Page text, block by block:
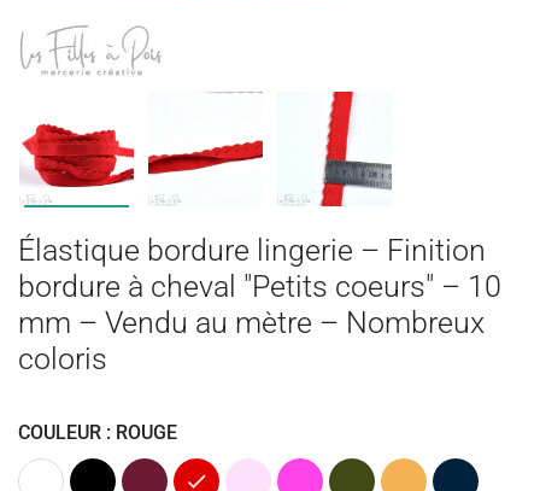
Élastique bordure lingerie – Finition
bordure à cheval "Petits coeurs" – 10
mm – Vendu au mètre – Nombreux
coloris
COULEUR : ROUGE
Blanc Noir BordeauxRouge Rose
Rose
Kaki
Ocre
Bleu